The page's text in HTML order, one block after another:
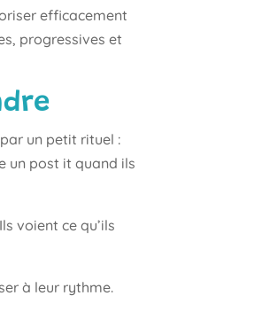
efficacement
progressives et
un petit rituel :
un post it quand ils
voient ce qu’ils
à leur rythme.